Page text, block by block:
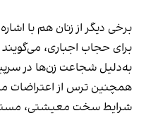
برخی دیگر از زنان هم با
برای حجاب اجباری،
به‌دلیل شجاعت زن‌ها در
همچنین ترس از اعتراضات
شرایط سخت معیشتی،